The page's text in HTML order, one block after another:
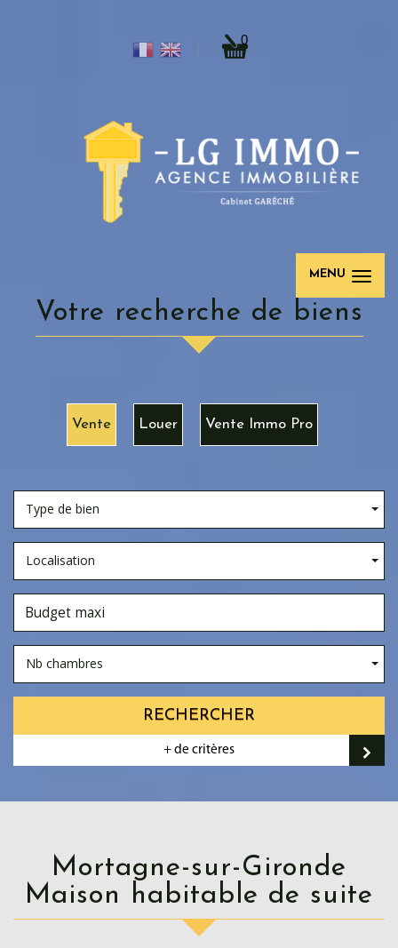
0
MENU
votre recherche de biens
Vente Louer Vente Immo Pro
Type de bien
Localisation
Nb chambres
RECHERCHER
+ de critères
Mortagne-sur-Gironde
Maison habitable de suite